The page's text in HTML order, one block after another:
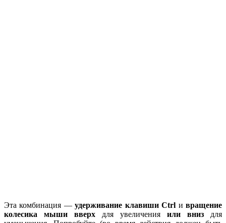
Эта комбинация —удерживание клавиши Ctrl ивращение
колесика мыши вверх для увеличения или вниз для